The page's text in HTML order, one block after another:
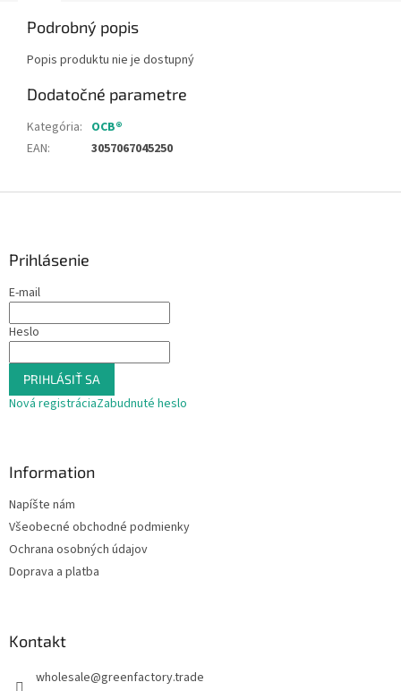
Podrobný popis
Popis produktu nie je dostupný
Dodatočné parametre
Kategória: OCB®
EAN: 3057067045250
Prihlásenie
E-mail
Heslo
PRIHLÁSIŤ SA
Nová registráciaZabudnuté heslo
Information
Napíšte nám
Všeobecné obchodné podmienky
Ochrana osobných údajov
Doprava a platba
Kontakt
wholesale@greenfactory.trade